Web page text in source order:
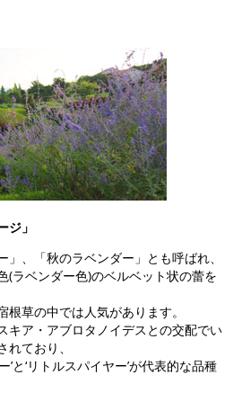
ジ」
、「秋のラベンダー」とも呼ばれ、
(ラベンダー色)のベルベット状の蕾を
根草の中では人気があります。
キア・アブロタノイデスとの交配でい
ており、
’と‘リトルスパイヤー’が代表的な品種